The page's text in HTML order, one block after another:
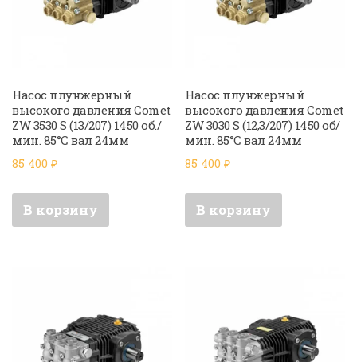
Насос плунжерный
высокого давления Comet
ZW 3530 S (13/207) 1450 об./
мин. 85°C вал 24мм
85 400 ₽
В корзину
Насос плунжерный
высокого давления Comet
ZW 3030 S (12,3/207) 1450 об/
мин. 85°C вал 24мм
85 400₽
В корзину